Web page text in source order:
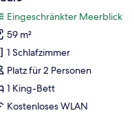
Eingeschränkter Meerblick
59 m²
1 Schlafzimmer
Platz für 2 Personen
1 King-Bett
Kostenloses WLAN